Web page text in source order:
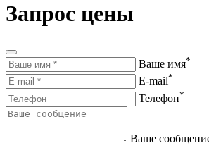
Запрос цены
Ваше имя*
E-mail*
Телефон*
Ваше